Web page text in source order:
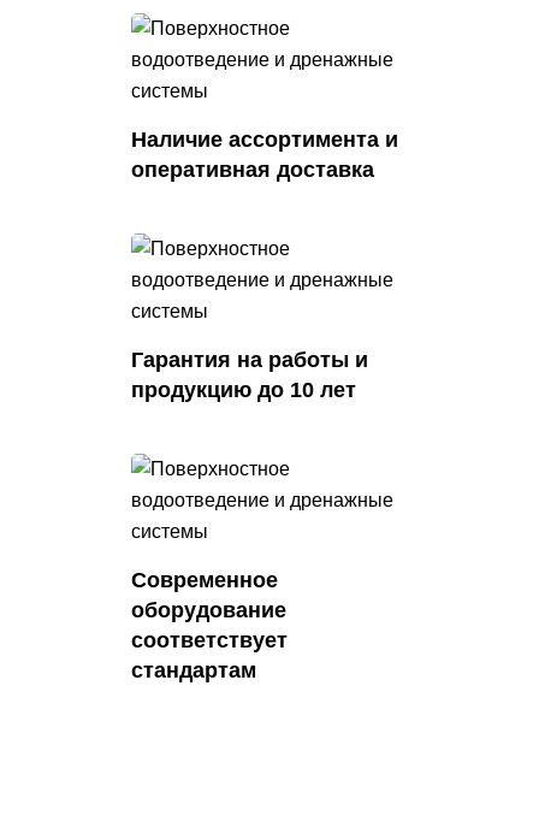
Наличие ассортимента и
оперативная доставка
Гарантия на работы и
продукцию до 10 лет
Современное
оборудование
соответствует
стандартам